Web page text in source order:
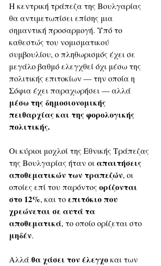
Η κεντρική τράπεζα της Βουλγαρίας
θα αντιμετωπίσει επίσης μια
σημαντική προσαρμογή. Υπό το
καθεστώς του νομισματικού
συμβουλίου, ο πληθωρισμός έχει σε
μεγάλο βαθμό ελεγχθεί όχι μέσω της
πολιτικής επιτοκίων — την οποία η
Σόφια έχει παραχωρήσει — αλλά
μέσω της δημοσιονομικής
πειθαρχίας και της φορολογικής
πολιτικής.
Οι κύριοι μοχλοί της Εθνικής Τράπεζας
της Βουλγαρίας ήταν οι απαιτήσεις
αποθεματικών των τραπεζών, οι
οποίες επί του παρόντος ορίζονται
στο 12%, και το επιτόκιο που
χρεώνεται σε αυτά τα
αποθεματικά, το οποίο ορίζεται στο
μηδέν.
Αλλά θα χάσει τον έλεγχο και των